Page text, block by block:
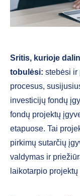
Sritis, kurioje
tobulėsi: stebėsi ir
procesus,
investicijų fondų
fondų projektų
etapuose. Tai
pirkimų sutarčių
valdymas ir
laikotarpio